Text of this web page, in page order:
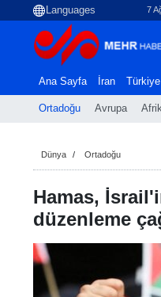
7
Ana Sayfa İran Türkiye
Ortadoğu Avrupa
Dünya Ortadoğu
Hamas,
düzenleme